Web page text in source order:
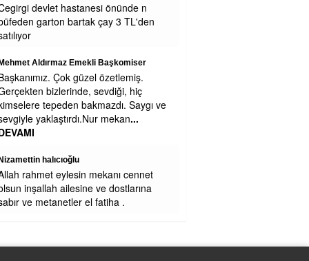
n
TL'den
hiç
Saygı ve
...
cennet
.
Cengiz GÜZEL
Eregli Halkı Seni Cok Seviyoruz Pazar
yerinde Sarılınca 1.2.3